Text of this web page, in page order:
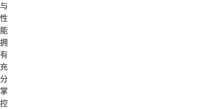
与
性
能
拥
有
充
分
掌
控